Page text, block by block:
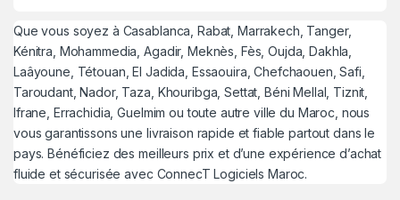
Que vous soyez à Casablanca, Rabat, Marrakech, Tanger,
Kénitra, Mohammedia, Agadir, Meknès, Fès, Oujda, Dakhla,
Laâyoune, Tétouan, El Jadida, Essaouira, Chefchaouen, Safi,
Taroudant, Nador, Taza, Khouribga, Settat, Béni Mellal, Tiznit,
Ifrane, Errachidia, Guelmim ou toute autre ville du Maroc, nous
vous garantissons une livraison rapide et fiable partout dans le
pays. Bénéficiez des meilleurs prix et d’une expérience d’achat
fluide et sécurisée avec ConnecT Logiciels Maroc.